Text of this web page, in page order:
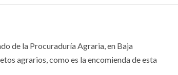
de la Procuraduría Agraria, en Baja
agrarios, como es la encomienda de esta